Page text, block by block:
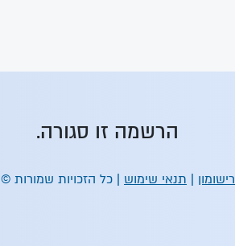
הרשמה זו סגורה.
רישומון | תנאי שימוש | כל הזכויות שמורות © 2026 |